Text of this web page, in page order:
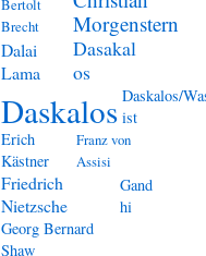
Bertolt
Brecht
Morgenstern
Dalai
Lama
Dasakal
os
Daskalos Daskalos/
ist
Erich
Kästner
Franz von
Assisi
Friedrich
Nietzsche
Gand
hi
Georg Bernard
Shaw